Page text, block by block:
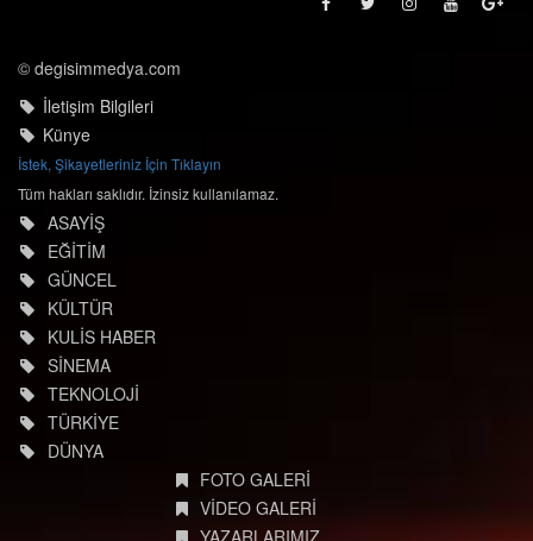
© degisimmedya.com
İletişim Bilgileri
Künye
İstek, Şikayetleriniz İçin Tıklayın
Tüm hakları saklıdır. İzinsiz kullanılamaz.
ASAYİŞ
EĞİTİM
GÜNCEL
KÜLTÜR
KULİS HABER
SİNEMA
TEKNOLOJİ
TÜRKİYE
DÜNYA
FOTO GALERİ
VİDEO GALERİ
YAZARLARIMIZ